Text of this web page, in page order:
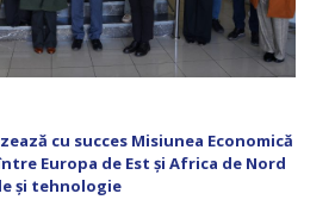
cu succes Misiunea Economică
Europa de Est și Africa de Nord
și tehnologie